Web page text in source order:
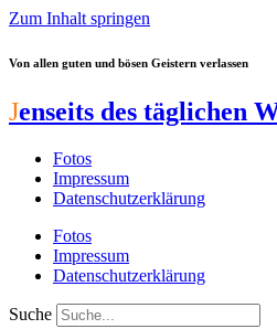
Zum Inhalt springen
Von allen guten und bösen Geistern verlassen
Jenseits des täglichen
Fotos
Impressum
Datenschutzerklärung
Fotos
Impressum
Datenschutzerklärung
Suche